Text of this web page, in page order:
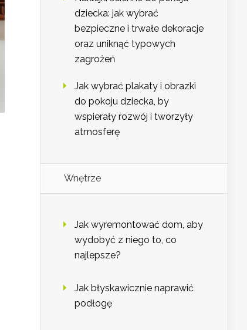
dziecka: jak wybrać
bezpieczne i trwałe dekoracje
oraz uniknąć typowych
zagrożeń
Jak wybrać plakaty i obrazki
do pokoju dziecka, by
wspierały rozwój i tworzyły
atmosferę
Wnętrze
Jak wyremontować dom, aby
wydobyć z niego to, co
najlepsze?
Jak błyskawicznie naprawić
podłogę